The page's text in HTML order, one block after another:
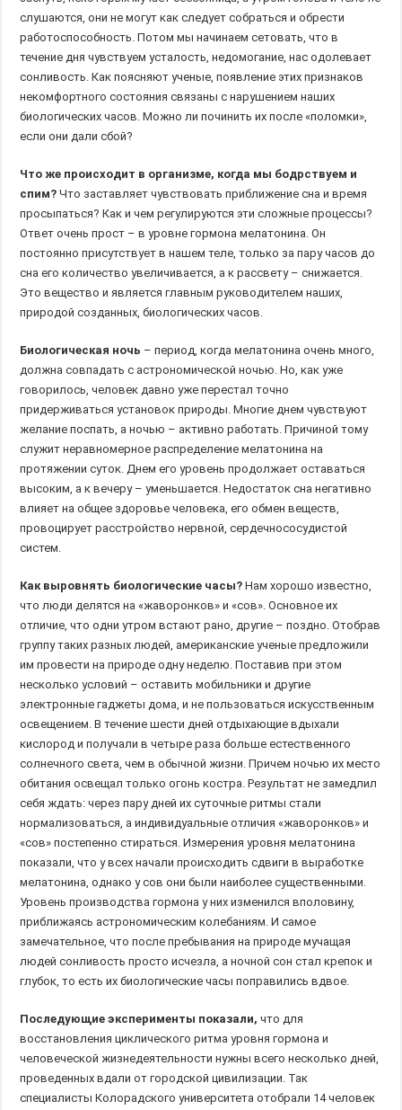
слушаются, они не могут как следует собраться и обрести
работоспособность. Потом мы начинаем сетовать, что в
течение дня чувствуем усталость, недомогание, нас одолевает
сонливость. Как поясняют ученые, появление этих признаков
некомфортного состояния связаны с нарушением наших
биологических часов. Можно ли починить их после «поломки»,
если они дали сбой?
Что же происходит в организме, когда мы бодрствуем и
спим? Что заставляет чувствовать приближение сна и время
просыпаться? Как и чем регулируются эти сложные процессы?
Ответ очень прост – в уровне гормона мелатонина. Он
постоянно присутствует в нашем теле, только за пару часов до
сна его количество увеличивается, а к рассвету – снижается.
Это вещество и является главным руководителем наших,
природой созданных, биологических часов.
Биологическая ночь – период, когда мелатонина очень много,
должна совпадать с астрономической ночью. Но, как уже
говорилось, человек давно уже перестал точно
придерживаться установок природы. Многие днем чувствуют
желание поспать, а ночью – активно работать. Причиной тому
служит неравномерное распределение мелатонина на
протяжении суток. Днем его уровень продолжает оставаться
высоким, а к вечеру – уменьшается. Недостаток сна негативно
влияет на общее здоровье человека, его обмен веществ,
провоцирует расстройство нервной, сердечнососудистой
систем.
Как выровнять биологические часы? Нам хорошо известно,
что люди делятся на «жаворонков» и «сов». Основное их
отличие, что одни утром встают рано, другие – поздно. Отобрав
группу таких разных людей, американские ученые предложили
им провести на природе одну неделю. Поставив при этом
несколько условий – оставить мобильники и другие
электронные гаджеты дома, и не пользоваться искусственным
освещением. В течение шести дней отдыхающие вдыхали
кислород и получали в четыре раза больше естественного
солнечного света, чем в обычной жизни. Причем ночью их место
обитания освещал только огонь костра. Результат не замедлил
себя ждать: через пару дней их суточные ритмы стали
нормализоваться, а индивидуальные отличия «жаворонков» и
«сов» постепенно стираться. Измерения уровня мелатонина
показали, что у всех начали происходить сдвиги в выработке
мелатонина, однако у сов они были наиболее существенными.
Уровень производства гормона у них изменился вполовину,
приближаясь астрономическим колебаниям. И самое
замечательное, что после пребывания на природе мучащая
людей сонливость просто исчезла, а ночной сон стал крепок и
глубок, то есть их биологические часы поправились вдвое.
Последующие эксперименты показали, что для
восстановления циклического ритма уровня гормона и
человеческой жизнедеятельности нужны всего несколько дней,
проведенных вдали от городской цивилизации. Так
специалисты Колорадского университета отобрали 14 человек